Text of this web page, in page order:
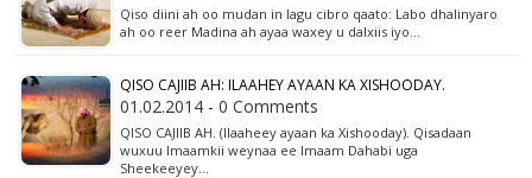
Qiso diini ah oo mudan in lagu cibro qaato: Labo dhalinyaro
ah oo reer Madina ah ayaa waxey u dalxiis iyo…
QISO CAJIIB AH: ILAAHEY AYAAN KA XISHOODAY.
01.02.2014 - 0 Comments
QISO CAJIIB AH. (Ilaaheey ayaan ka Xishooday). Qisadaan
wuxuu Imaamkii weynaa ee Imaam Dahabi uga
Sheekeeyey…